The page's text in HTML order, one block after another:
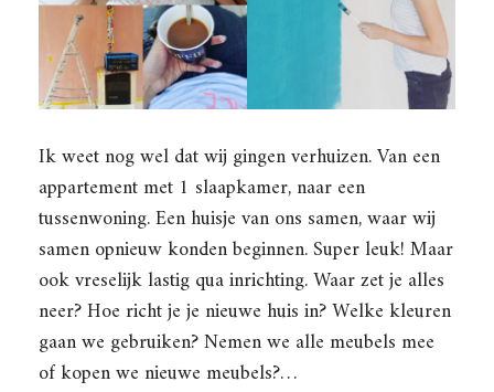
Ik weet nog wel dat wij gingen verhuizen. Van een
appartement met 1 slaapkamer, naar een
tussenwoning. Een huisje van ons samen, waar wij
samen opnieuw konden beginnen. Super leuk! Maar
ook vreselijk lastig qua inrichting. Waar zet je alles
neer? Hoe richt je je nieuwe huis in? Welke kleuren
gaan we gebruiken? Nemen we alle meubels mee
of kopen we nieuwe meubels?…